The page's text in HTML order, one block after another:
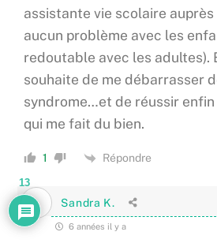
assistante vie scolaire auprès
aucun problème avec les
redoutable avec les adultes).
souhaite de me débarrasser
syndrome…et de réussir
qui me fait du bien.
1 Répondre
Sandra K.
6 années il y a
13